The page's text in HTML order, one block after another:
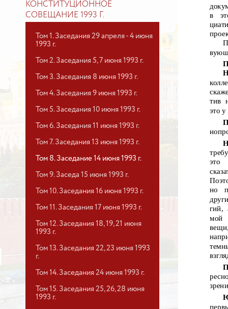
КОНСТИТУЦИОННОЕ
СОВЕЩАНИЕ 1993 Г.
Том 1. Заседания 29 апреля - 4 июня
1993 г.
Том 2. Заседания 5, 7 июня 1993 г.
Том 3. Заседания 8 июня 1993 г.
Том 4. Заседания 9 июня 1993 г.
Том 5. Заседания 10 июня 1993 г.
Том 6. Заседания 11 июня 1993 г.
Том 7. Заседания 13 июня 1993 г.
Том 8. Заседание 14 июня 1993 г.
Том 9. Заседа 15 июня 1993 г.
Том 10. Заседания 16 июня 1993 г.
Том 11. Заседания 17 июня 1993 г.
Том 12. Заседания 18, 19, 21 июня
1993 г.
Том 13. Заседания 22, 23 июня 1993
г.
Том 14. Заседания 24 июня 1993 г.
Том 15. Заседания 25, 26, 28 июня
1993 г.
в
тив
это
это
но
гий,
мой